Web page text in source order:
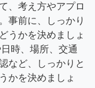
、考え方やアプロ
事前に、しっかり
うかを決めましょ
時、場所、交通
など、しっかりと
かを決めましょ